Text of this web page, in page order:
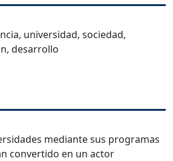
universidad, sociedad,
desarrollo
mediante sus programas
convertido en un actor